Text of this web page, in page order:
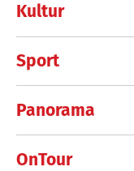
Kultur
Sport
Panorama
OnTour